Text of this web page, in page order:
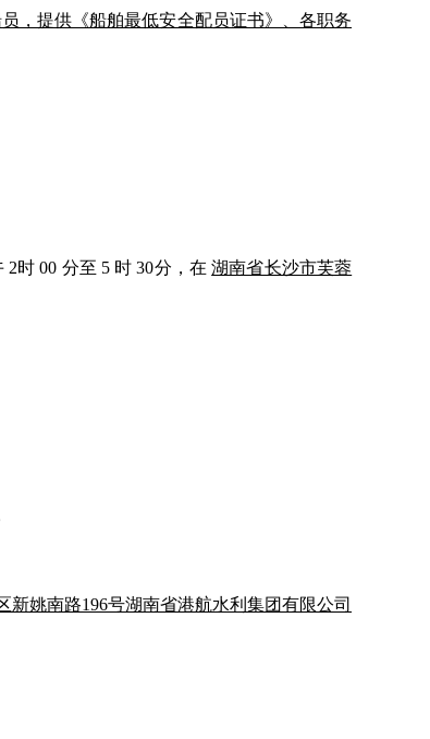
，提供《船舶最低安全配员证书》、各职务
2时 00 分至 5 时 30分，在湖南省长沙市芙蓉
新姚南路196号湖南省港航水利集团有限公司